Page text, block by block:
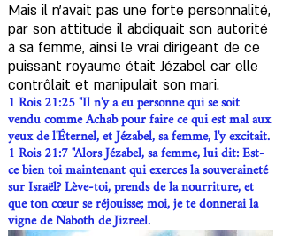
Mais il n’avait pas une forte personnalité,
par son attitude il abdiquait son autorité
à sa femme, ainsi le vrai dirigeant de ce
puissant royaume était Jézabel car elle
contrôlait et manipulait son mari.
1 Rois 21:25 "Il n'y a eu personne qui se soit
vendu comme Achab pour faire ce qui est mal aux
yeux de l'Éternel, et Jézabel, sa femme, l'y excitait.
1 Rois 21:7 "Alors Jézabel, sa femme, lui dit: Est-
ce bien toi maintenant qui exerces la souveraineté
sur Israël? Lève-toi, prends de la nourriture, et
que ton cœur se réjouisse; moi, je te donnerai la
vigne de Naboth de Jizreel.